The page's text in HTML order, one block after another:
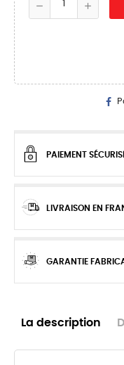
PAIEMENT
LIVRAISON EN
GARANTIE
La description